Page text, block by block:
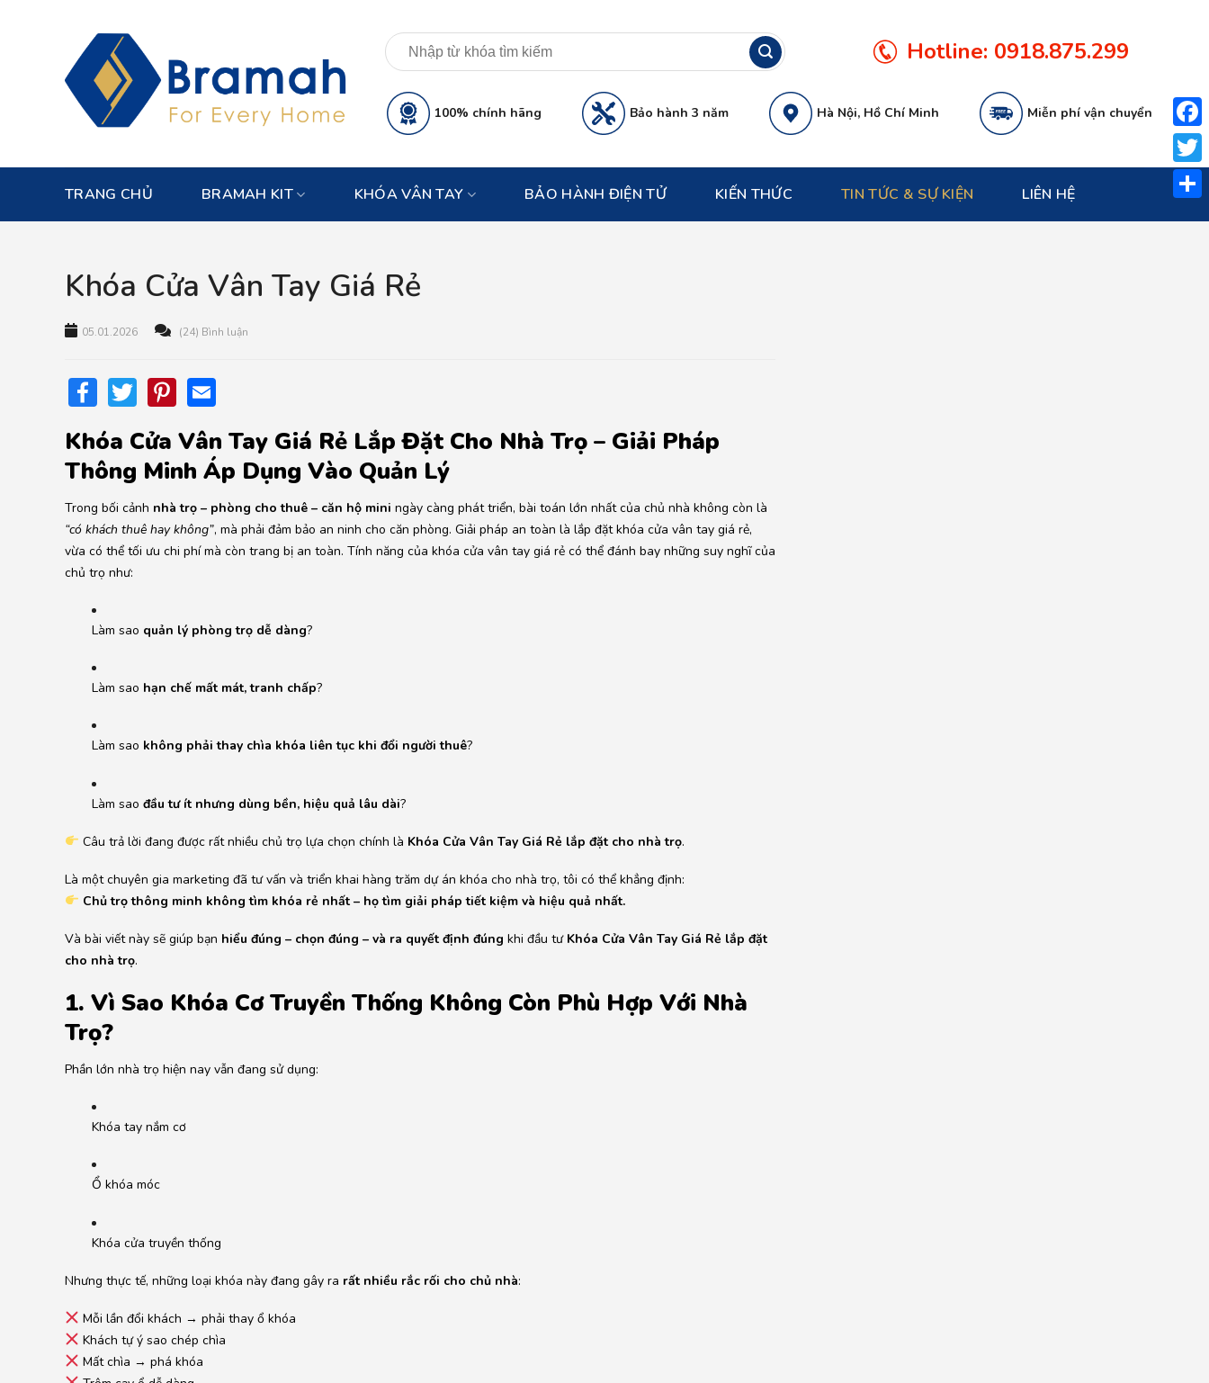
Hotline: 0918.875.299
100% chính hãng Bảo hành 3 năm Hà Nội, Hồ Chí Minh Miễn phí vận chuyển
TRANG CHỦ BRAMAH KIT KHÓA VÂN TAY BẢO HÀNH ĐIỆN TỬ KIẾN THỨC TIN TỨC & SỰ KIỆN LIÊN HỆ
Khóa Cửa Vân Tay Giá Rẻ
05.01.2026 (24) Bình luận
Facebook
TwitterPinterest
Khóa Cửa Vân Tay Giá Rẻ Lắp Đặt Cho Nhà Trọ – Giải Pháp
Thông Minh Áp Dụng Vào Quản Lý
Trong bối cảnh nhà trọ – phòng cho thuê – căn hộ mini ngày càng phát triển, bài toán lớn nhất của chủ nhà không còn là
“có khách thuê hay không”, mà phải đảm bảo an ninh cho căn phòng. Giải pháp an toàn là lắp đặt khóa cửa vân tay giá rẻ,
vừa có thể tối ưu chi phí mà còn trang bị an toàn. Tính năng của khóa cửa vân tay giá rẻ có thể đánh bay những suy nghĩ của
chủ trọ như:
Làm sao quản lý phòng trọ dễ dàng?
Làm sao hạn chế mất mát, tranh chấp?
Làm sao không phải thay chìa khóa liên tục khi đổi người thuê?
Làm sao đầu tư ít nhưng dùng bền, hiệu quả lâu dài?
Câu trả lời đang được rất nhiều chủ trọ lựa chọn chính là Khóa Cửa Vân Tay Giá Rẻ lắp đặt cho nhà trọ.
Là một chuyên gia marketing đã tư vấn và triển khai hàng trăm dự án khóa cho nhà trọ, tôi có thể khẳng định:
Chủ trọ thông minh không tìm khóa rẻ nhất – họ tìm giải pháp tiết kiệm và hiệu quả nhất.
Và bài viết này sẽ giúp bạn hiểu đúng – chọn đúng – và ra quyết định đúng khi đầu tư Khóa Cửa Vân Tay Giá Rẻ lắp đặt
cho nhà trọ.
1. Vì Sao Khóa Cơ Truyền Thống Không Còn Phù Hợp Với Nhà
Trọ?
Phần lớn nhà trọ hiện nay vẫn đang sử dụng:
Khóa tay nắm cơ
Ổ khóa móc
Khóa cửa truyền thống
Nhưng thực tế, những loại khóa này đang gây ra rất nhiều rắc rối cho chủ nhà:
Mỗi lần đổi khách → phải thay ổ khóa
Khách tự ý sao chép chìa
Mất chìa → phá khóa